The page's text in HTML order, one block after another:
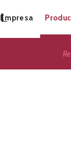
Empresa